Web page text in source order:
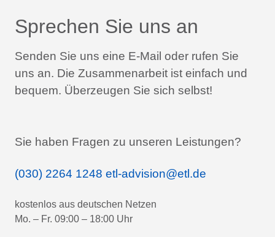
Sprechen Sie uns an
Senden Sie uns eine E-Mail oder rufen Sie
uns an. Die Zusammenarbeit ist einfach und
bequem. Überzeugen Sie sich selbst!
Sie haben Fragen zu unseren Leistungen?
(030) 2264 1248 etl-advision@etl.de
kostenlos aus deutschen Netzen
Mo. – Fr. 09:00 – 18:00 Uhr